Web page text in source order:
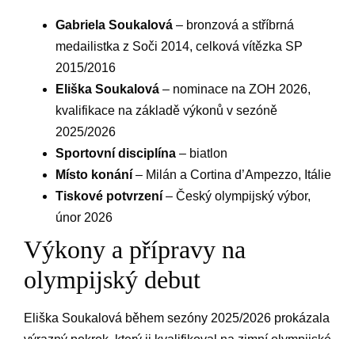
Gabriela Soukalová – bronzová a stříbrná
medailistka z Soči 2014, celková vítězka SP
2015/2016
Eliška Soukalová – nominace na ZOH 2026,
kvalifikace na základě výkonů v sezóně
2025/2026
Sportovní disciplína – biatlon
Místo konání – Milán a Cortina d’Ampezzo, Itálie
Tiskové potvrzení – Český olympijský výbor,
únor 2026
Výkony a přípravy na
olympijský debut
Eliška Soukalová během sezóny 2025/2026 prokázala